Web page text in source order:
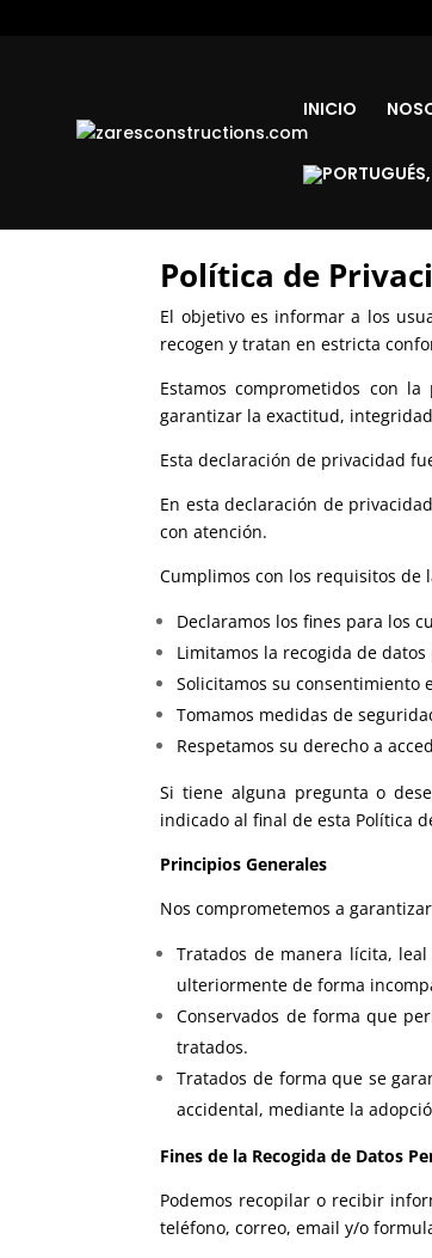
INICIO
Política de
El objetivo es informar a los
recogen y tratan en estricta
Estamos comprometidos con
garantizar la exactitud,
Esta declaración de privacidad
En esta declaración de
con atención.
Cumplimos con los requisitos de
Declaramos los fines para los
Limitamos la recogida de
Solicitamos su consentimiento
Tomamos medidas de
Respetamos su derecho a
Si tiene alguna pregunta o
indicado al final de esta Política
Principios Generales
Nos comprometemos a
Tratados de manera lícita,
ulteriormente de forma
Conservados de forma que
tratados.
Tratados de forma que se
accidental, mediante la
Fines de la Recogida de Datos
Podemos recopilar o recibir
teléfono, correo, email y/o